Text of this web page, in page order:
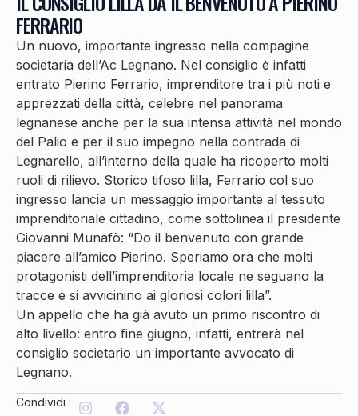
FERRARIO
Un nuovo, importante ingresso nella compagine
societaria dell’Ac Legnano. Nel consiglio è infatti
entrato Pierino Ferrario, imprenditore tra i più noti e
apprezzati della città, celebre nel panorama
legnanese anche per la sua intensa attività nel mondo
del Palio e per il suo impegno nella contrada di
Legnarello, all’interno della quale ha ricoperto molti
ruoli di rilievo. Storico tifoso lilla, Ferrario col suo
ingresso lancia un messaggio importante al tessuto
imprenditoriale cittadino, come sottolinea il presidente
Giovanni Munafò: “Do il benvenuto con grande
piacere all’amico Pierino. Speriamo ora che molti
protagonisti dell’imprenditoria locale ne seguano la
tracce e si avvicinino ai gloriosi colori lilla”.
Un appello che ha già avuto un primo riscontro di
alto livello: entro fine giugno, infatti, entrerà nel
consiglio societario un importante avvocato di
Legnano.
Condividi :